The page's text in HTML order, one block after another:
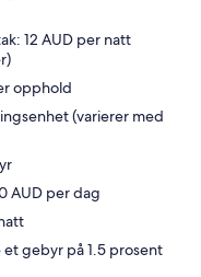
12 AUD per natt
opphold
(varierer med
AUD per dag
gebyr på 1.5 prosent